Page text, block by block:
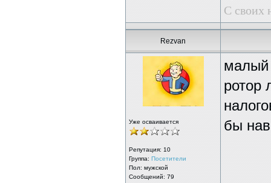
С своих
Rezvan
Уже осваивается
Репутация: 10
Группа: Посетители
Пол: мужской
Сообщений: 79
малый
ротор
бы